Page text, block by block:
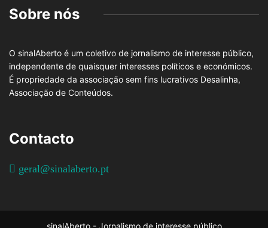
Sobre nós
O sinalAberto é um coletivo de jornalismo de interesse público,
independente de quaisquer interesses políticos e económicos.
É propriedade da associação sem fins lucrativos Desalinha,
Associação de Conteúdos.
Contacto
geral@sinalaberto.pt